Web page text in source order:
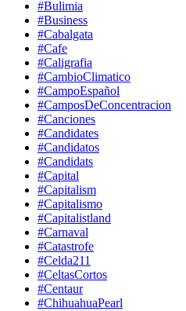
#Bulimia
#Business
#Cabalgata
#Cafe
#Caligrafia
#CambioClimatico
#CampoEspañol
#CamposDeConcentracion
#Canciones
#Candidates
#Candidatos
#Candidats
#Capital
#Capitalism
#Capitalismo
#Capitalistland
#Carnaval
#Catastrofe
#Celda211
#CeltasCortos
#Centaur
#ChihuahuaPearl